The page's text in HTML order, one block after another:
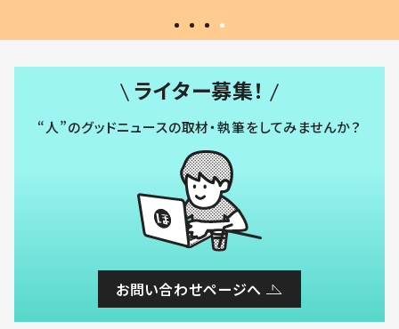
ライター募集！
“人”のグッドニュースの取材・執筆をしてみませんか？
お問い合わせページへ